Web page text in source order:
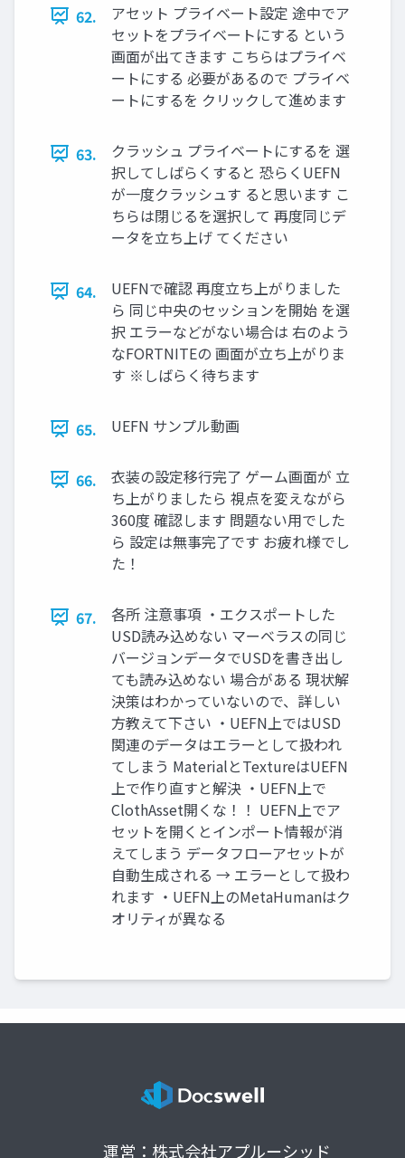
62.
アセット プライベート設定 途中でア
セットをプライベートにする という
画面が出てきます こちらはプライベ
ートにする 必要があるので プライベ
ートにするを クリックして進めます
63.
クラッシュ プライベートにするを 選
択してしばらくすると 恐らくUEFN
が一度クラッシュす ると思います こ
ちらは閉じるを選択して 再度同じデ
ータを立ち上げ てください
64.
UEFNで確認 再度立ち上がりました
ら 同じ中央のセッションを開始 を選
択 エラーなどがない場合は 右のよう
なFORTNITEの 画面が立ち上がりま
す ※しばらく待ちます
65. UEFN サンプル動画
66.
衣装の設定移行完了 ゲーム画面が 立
ち上がりましたら 視点を変えながら
360度 確認します 問題ない用でした
ら 設定は無事完了です お疲れ様でし
た！
67.
各所 注意事項 ・エクスポートした
USD読み込めない マーベラスの同じ
バージョンデータでUSDを書き出し
ても読み込めない 場合がある 現状解
決策はわかっていないので、詳しい
方教えて下さい ・UEFN上ではUSD
関連のデータはエラーとして扱われ
てしまう MaterialとTextureはUEFN
上で作り直すと解決 ・UEFN上で
ClothAsset開くな！！ UEFN上でア
セットを開くとインポート情報が消
えてしまう データフローアセットが
自動生成される → エラーとして扱わ
れます ・UEFN上のMetaHumanはク
オリティが異なる
運営：株式会社アプルーシッド